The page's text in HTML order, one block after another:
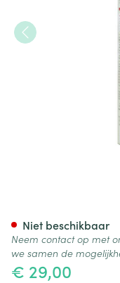
€ 29,00
Niet beschikbaar
Neem contact op met
we samen de